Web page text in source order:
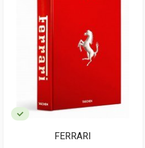
FERRARI